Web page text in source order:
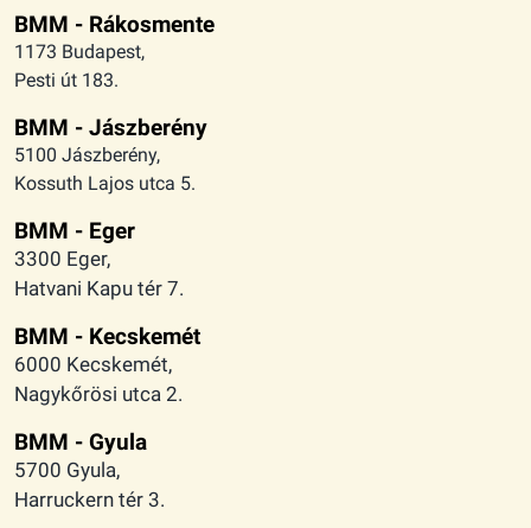
BMM - Rákosmente
1173 Budapest,
Pesti út 183.
BMM - Jászberény
5100 Jászberény,
Kossuth Lajos utca 5.
BMM - Eger
3300 Eger,
Hatvani Kapu tér 7.
BMM - Kecskemét
6000 Kecskemét,
Nagykőrösi utca 2.
BMM - Gyula
5700 Gyula,
Harruckern tér 3.